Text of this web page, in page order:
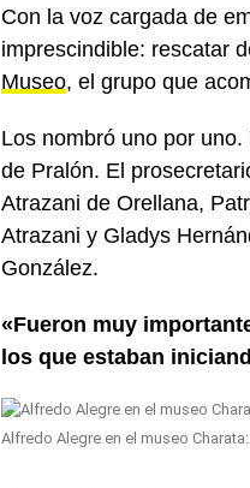
Con la voz cargada de
imprescindible: rescatar
Museo, el grupo que
Los nombró uno por
de Pralón. El
Atrazani de Orellana,
Atrazani y Gladys
González.
«Fueron muy
los que estaban
Alfredo Alegre en el museo